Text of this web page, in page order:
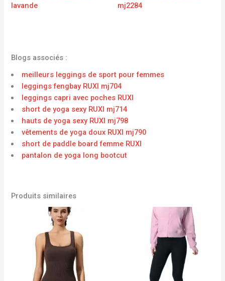
lavande
mj2284
Blogs associés :
meilleurs leggings de sport pour femmes
leggings fengbay RUXI mj704
leggings capri avec poches RUXI
short de yoga sexy RUXI mj714
hauts de yoga sexy RUXI mj798
vêtements de yoga doux RUXI mj790
short de paddle board femme RUXI
pantalon de yoga long bootcut
Produits similaires